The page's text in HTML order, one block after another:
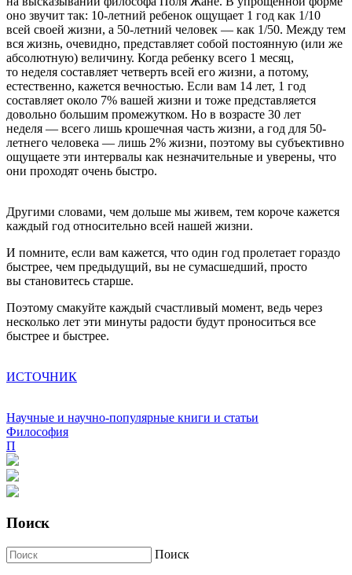
оно звучит так: 10-летний ребенок ощущает 1 год как 1/10
всей своей жизни, а 50-летний человек — как 1/50. Между тем
вся жизнь, очевидно, представляет собой постоянную (или же
абсолютную) величину. Когда ребенку всего 1 месяц,
то неделя составляет четверть всей его жизни, а потому,
естественно, кажется вечностью. Если вам 14 лет, 1 год
составляет около 7% вашей жизни и тоже представляется
довольно большим промежутком. Но в возрасте 30 лет
неделя — всего лишь крошечная часть жизни, а год для 50-
летнего человека — лишь 2% жизни, поэтому вы субъективно
ощущаете эти интервалы как незначительные и уверены, что
они проходят очень быстро.
Другими словами, чем дольше мы живем, тем короче кажется
каждый год относительно всей нашей жизни.
И помните, если вам кажется, что один год пролетает гораздо
быстрее, чем предыдущий, вы не сумасшедший, просто
вы становитесь старше.
Поэтому смакуйте каждый счастливый момент, ведь через
несколько лет эти минуты радости будут проноситься все
быстрее и быстрее.
ИСТОЧНИК
Научные и научно-популярные книги и статьи
Философия
П
Поиск
Поиск